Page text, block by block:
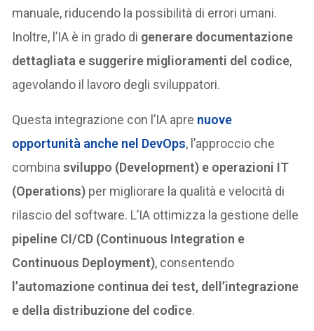
manuale, riducendo la possibilità di errori umani.
Inoltre, l’IA è in grado di generare documentazione
dettagliata e suggerire miglioramenti del codice,
agevolando il lavoro degli sviluppatori.
Questa integrazione con l’IA apre nuove
opportunità anche nel DevOps, l’approccio che
combinasviluppo (Development) e operazioni IT
(Operations) per migliorare la qualità e velocità di
rilascio del software. L’IA ottimizza la gestione delle
pipeline CI/CD (Continuous Integration e
Continuous Deployment), consentendo
l’automazione continua dei test, dell’integrazione
e della distribuzione del codice.